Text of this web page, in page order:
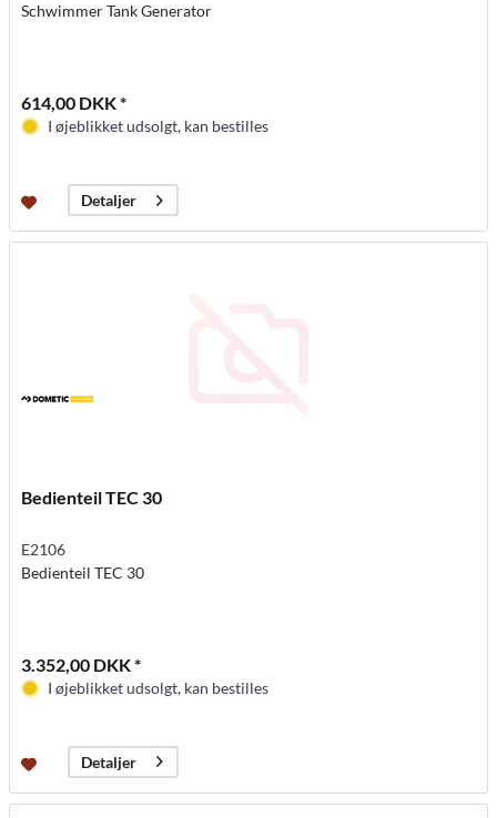
Schwimmer Tank Generator
614,00 DKK *
I øjeblikket udsolgt, kan bestilles
Detaljer
Bedienteil TEC 30
E2106
Bedienteil TEC 30
3.352,00 DKK *
I øjeblikket udsolgt, kan bestilles
Detaljer